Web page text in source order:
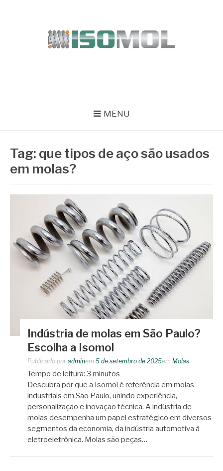
MENU
Tag: que tipos de aço são usados
em molas?
Indústria de molas em São Paulo?
Escolha a Isomol
Publicado por adminem 5 de setembro de 2025em Molas
Tempo de leitura: 3 minutos
Descubra por que a Isomol é referência em molas
industriais em São Paulo, unindo experiência,
personalização e inovação técnica. A indústria de
molas desempenha um papel estratégico em diversos
segmentos da economia, da indústria automotiva à
eletroeletrônica. Molas são peças…